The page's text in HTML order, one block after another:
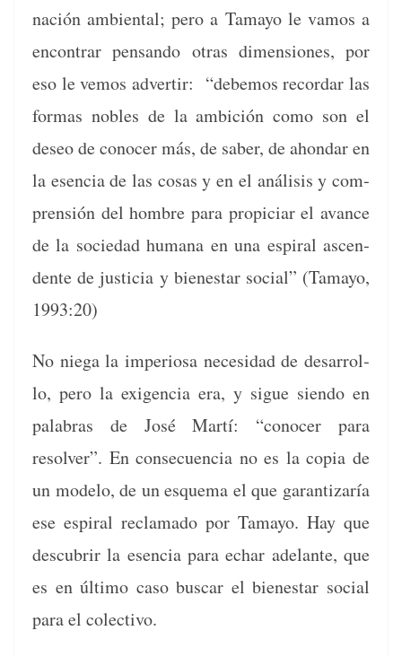
nación ambi­en­tal; pero a Tamayo le vamos a
encon­trar pen­san­do otras dimen­siones, por
eso le vemos adver­tir: “debe­mos recor­dar las
for­mas nobles de la ambi­ción como son el
deseo de cono­cer más, de saber, de ahon­dar en
la esen­cia de las cosas y en el análi­sis y com­
pren­sión del hom­bre para prop­i­ciar el avance
de la sociedad humana en una espi­ral ascen­
dente de jus­ti­cia y bien­es­tar social” (Tamayo,
1993:20)
No nie­ga la impe­riosa necesi­dad de desar­rol­
lo, pero la exi­gen­cia era, y sigue sien­do en
pal­abras de José Martí: “cono­cer para
resolver”. En con­se­cuen­cia no es la copia de
un mod­e­lo, de un esque­ma el que garan­ti­zaría
ese espi­ral recla­ma­do por Tamayo. Hay que
des­cubrir la esen­cia para echar ade­lante, que
es en últi­mo caso bus­car el bien­es­tar social
para el colectivo.